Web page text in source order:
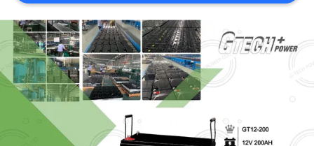
MAPPA
DEL
SITO